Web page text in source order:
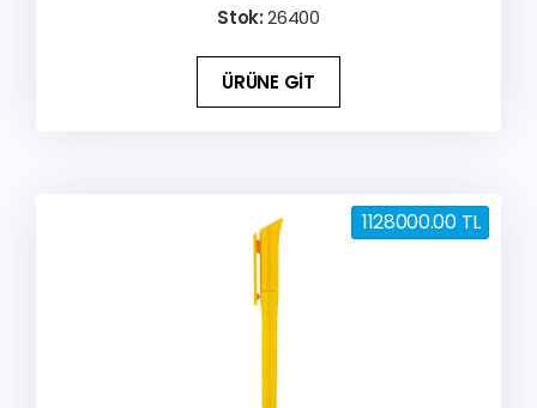
Stok:26400
ÜRÜNE GİT
1128000.00 TL